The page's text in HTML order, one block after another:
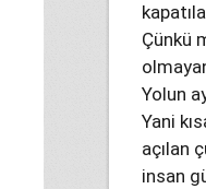
Çünkü
Yolun
Yani
açılan
insan